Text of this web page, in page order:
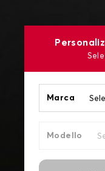
Marca
Modello